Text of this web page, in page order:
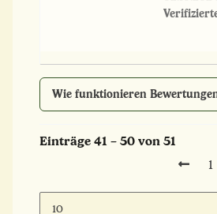
Wie funktionieren
Einträge 41 – 50 von 51
1